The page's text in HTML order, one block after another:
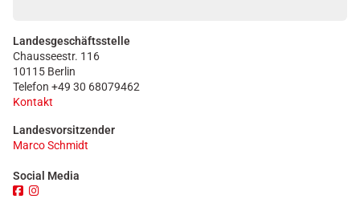
Landesgeschäftsstelle
Chausseestr. 116
10115 Berlin
Telefon +49 30 68079462
Kontakt
Landesvorsitzender
Marco Schmidt
Social Media